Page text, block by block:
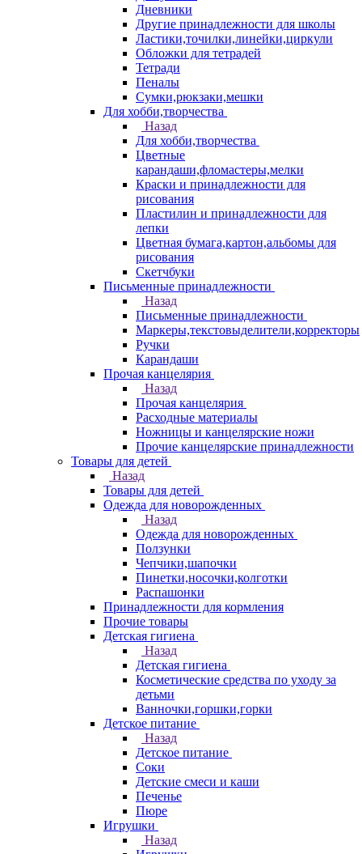
Дневники
Другие принадлежности для школы
Ластики,точилки,линейки,циркули
Обложки для тетрадей
Тетради
Пеналы
Сумки,рюкзаки,мешки
Для хобби,творчества
Назад
Для хобби,творчества
Цветные
карандаши,фломастеры,мелки
Краски и принадлежности для
рисования
Пластилин и принадлежности для
лепки
Цветная бумага,картон,альбомы для
рисования
Скетчбуки
Письменные принадлежности
Назад
Письменные принадлежности
Маркеры,текстовыделители,корректоры
Ручки
Карандаши
Прочая канцелярия
Назад
Прочая канцелярия
Расходные материалы
Ножницы и канцелярские ножи
Прочие канцелярские принадлежности
Товары для детей
Назад
Товары для детей
Одежда для новорожденных
Назад
Одежда для новорожденных
Ползунки
Чепчики,шапочки
Пинетки,носочки,колготки
Распашонки
Принадлежности для кормления
Прочие товары
Детская гигиена
Назад
Детская гигиена
Косметические средства по уходу за
детьми
Ванночки,горшки,горки
Детское питание
Назад
Детское питание
Соки
Детские смеси и каши
Печенье
Пюре
Игрушки
Назад